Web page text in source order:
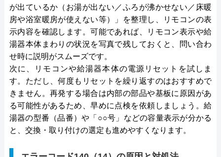
が出ているか（お湯が出ない／ふろが沸かせない／床暖
房や浴室暖房が使えない等）」を整理し、リモコンの表
示内容を確認します。可能であれば、リモコン表示や給
湯器本体まわりの状況を写真で残しておくと、問い合わ
せ時に説明がスムーズです。
次に、リモコンや給湯器本体の電源リセットを試しま
す。ただし、何度もリセットを繰り返すのはおすすめで
きません。再発する場合は内部の部品や基板に原因があ
る可能性があるため、早めに点検を依頼しましょう。給
湯器の型番（品番）や「○○号」などの容量表示が分かる
と、交換・取り付けの選定も進めやすくなります。